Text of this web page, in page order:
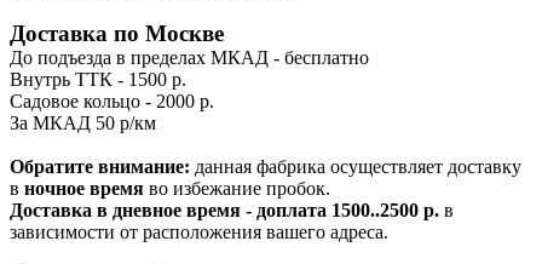
Доставка по Москве
До подъезда в пределах МКАД - бесплатно
Внутрь ТТК - 1500 р.
Садовое кольцо - 2000 р.
За МКАД 50 р/км
Обратите внимание: данная фабрика осуществляет доставку
в ночное время во избежание пробок.
Доставка в дневное время - доплата 1500..2500 р. в
зависимости от расположения вашего адреса.